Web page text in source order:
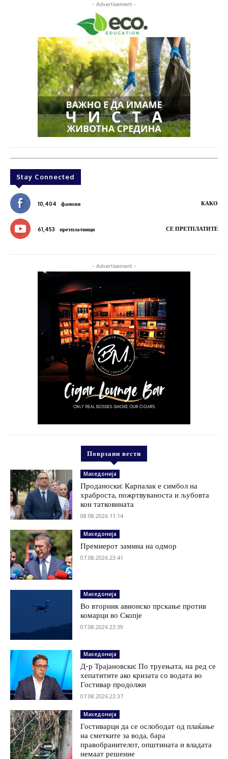
- Advertisement -
Stay Connected
10,404 фанови КАКО
61,453 претплатници СЕ ПРЕТПЛАТИТЕ
- Advertisement -
Поврзани вести
Македонија
Проданоски: Карпалак е симбол на
храброста, пожртвуваноста и љубовта
кон татковината
08.08.2026 11:14
Македонија
Премиерот замина на одмор
07.08.2026 23:41
Македонија
Во вторник авионско прскање против
комарци во Скопје
07.08.2026 23:39
Македонија
Д-р Трајановски: По труењата, на ред се
хепатитите ако кризата со водата во
Гостивар продолжи
07.08.2026 23:37
Македонија
Гостиварци да се ослободат од плаќање
на сметките за вода, бара
правобранителот, општината и владата
немаат решение